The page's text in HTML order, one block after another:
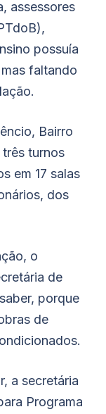
assessores
possuía
faltando
Bairro
turnos
em 17 salas
dos
o
de
porque
de
a secretária
Programa